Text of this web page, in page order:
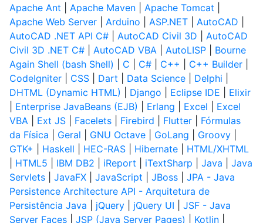
Apache Ant
Apache Maven Apache Tomcat
Apache Web Server
Arduino ASP.NET AutoCAD
AutoCAD .NET API C#
AutoCAD Civil 3D
AutoCAD
Civil 3D .NET C#
AutoCAD VBA AutoLISP
Bourne
Again Shell (bash Shell)
C C# C++ C++ Builder
CodeIgniter
CSS Dart Data Science Delphi
DHTML (Dynamic HTML)
Django Eclipse IDE
Elixir
Enterprise JavaBeans (EJB) Erlang Excel
Excel
VBA
Ext JS Facelets Firebird Flutter
Fórmulas
da Física
Geral GNU Octave GoLang Groovy
GTK+
Haskell HEC-RAS Hibernate
HTML/XHTML
HTML5 IBM DB2 iReport iTextSharp Java
Java
Servlets
JavaFX JavaScript JBoss
JPA - Java
Persistence Architecture API - Arquitetura de
Persistência Java
jQuery jQuery UI
JSF - Java
Server Faces
JSP (Java Server Pages) Kotlin